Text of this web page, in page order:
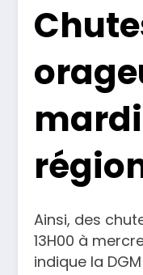
Ainsi, des
13H00 à
indique la